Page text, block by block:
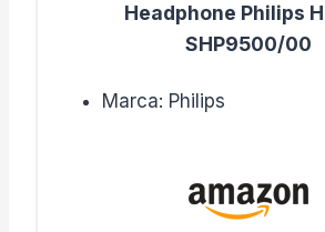
Headphone Philips
SHP9500/00
Marca: Philips